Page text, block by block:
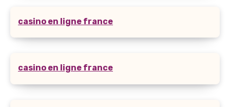
casino en ligne france
casino en ligne france